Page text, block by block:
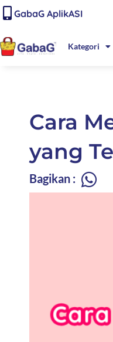
content
Lewati
ke
konten
GabaG AplikASI
Kategori
Cara
yang
Bagikan :